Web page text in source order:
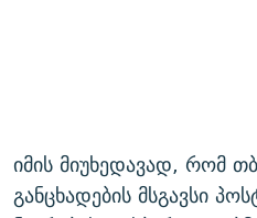
იმის მიუხედავად, რომ
განცხადების მსგავსი